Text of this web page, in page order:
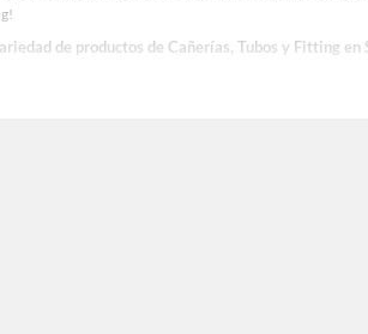
de productos de Cañerías, Tubos y Fitting en
materiales y accesorios de calidad para tus proyectos y